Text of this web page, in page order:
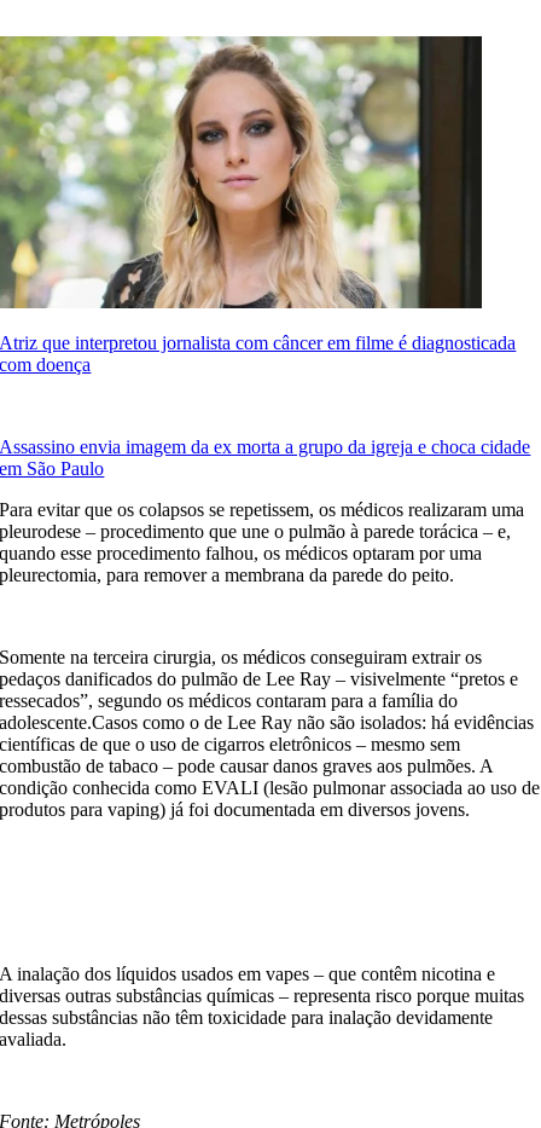
Atriz que interpretou jornalista com câncer em filme é diagnosticada
com doença
Assassino envia imagem da ex morta a grupo da igreja e choca cidade
em São Paulo
Para evitar que os colapsos se repetissem, os médicos realizaram uma
pleurodese – procedimento que une o pulmão à parede torácica – e,
quando esse procedimento falhou, os médicos optaram por uma
pleurectomia, para remover a membrana da parede do peito.
Somente na terceira cirurgia, os médicos conseguiram extrair os
pedaços danificados do pulmão de Lee Ray – visivelmente “pretos e
ressecados”, segundo os médicos contaram para a família do
adolescente.Casos como o de Lee Ray não são isolados: há evidências
científicas de que o uso de cigarros eletrônicos – mesmo sem
combustão de tabaco – pode causar danos graves aos pulmões. A
condição conhecida como EVALI (lesão pulmonar associada ao uso de
produtos para vaping) já foi documentada em diversos jovens.
A inalação dos líquidos usados em vapes – que contêm nicotina e
diversas outras substâncias químicas – representa risco porque muitas
dessas substâncias não têm toxicidade para inalação devidamente
avaliada.
Fonte: Metrópoles